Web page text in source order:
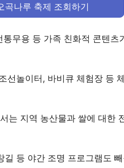
곡나루 축제 조회하기
무용 등 가족 친화적 콘텐츠
선놀이터, 바비큐 체험장 등
는 지역 농산물과 쌀에 대한
길 등 야간 조명 프로그램도